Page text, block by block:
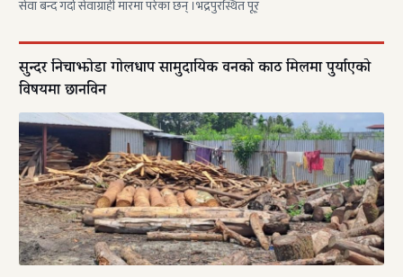
सेवा बन्द गर्दा सेवाग्राही मारमा परेका छन् ।भद्रपुरस्थित पूर्
सुन्दर निचाझोडा गोलधाप सामुदायिक वनको काठ मिलमा पुर्याएको
विषयमा छानविन